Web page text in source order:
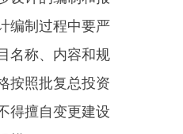
室 承办：新疆乌恰县政务服务
新公网安备65302402000101号
号联系电话：0908-4621030